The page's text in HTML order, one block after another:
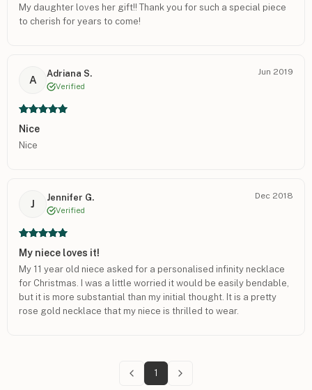
My daughter loves her gift!! Thank you for such a special piece
to cherish for years to come!
A
Adriana S.
Verified
Jun 2019
Nice
Nice
J
Jennifer G.
Verified
Dec 2018
My niece loves it!
My 11 year old niece asked for a personalised infinity necklace
for Christmas. I was a little worried it would be easily bendable,
but it is more substantial than my initial thought. It is a pretty
rose gold necklace that my niece is thrilled to wear.
1